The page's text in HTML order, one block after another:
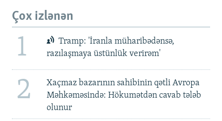
Çox izlənən
1
Tramp: 'İranla müharibədənsə,
razılaşmaya üstünlük verirəm'
2
Xaçmaz bazarının sahibinin qətli Avropa
Məhkəməsində: Hökumətdən cavab tələb
olunur